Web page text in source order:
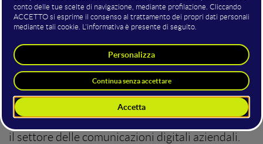
innovativa “Meet
My Company”
Abbiamo intervistato Simone Accoroni,
cofounder di Meet My Company, per scoprire il
metodo innovativo che ha permesso di facilitare
il settore delle comunicazioni digitali aziendali.